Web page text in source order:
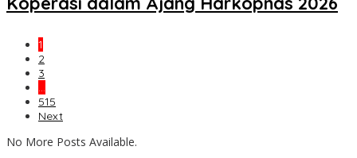
1
2
3
…
515
Next
No More Posts Available.